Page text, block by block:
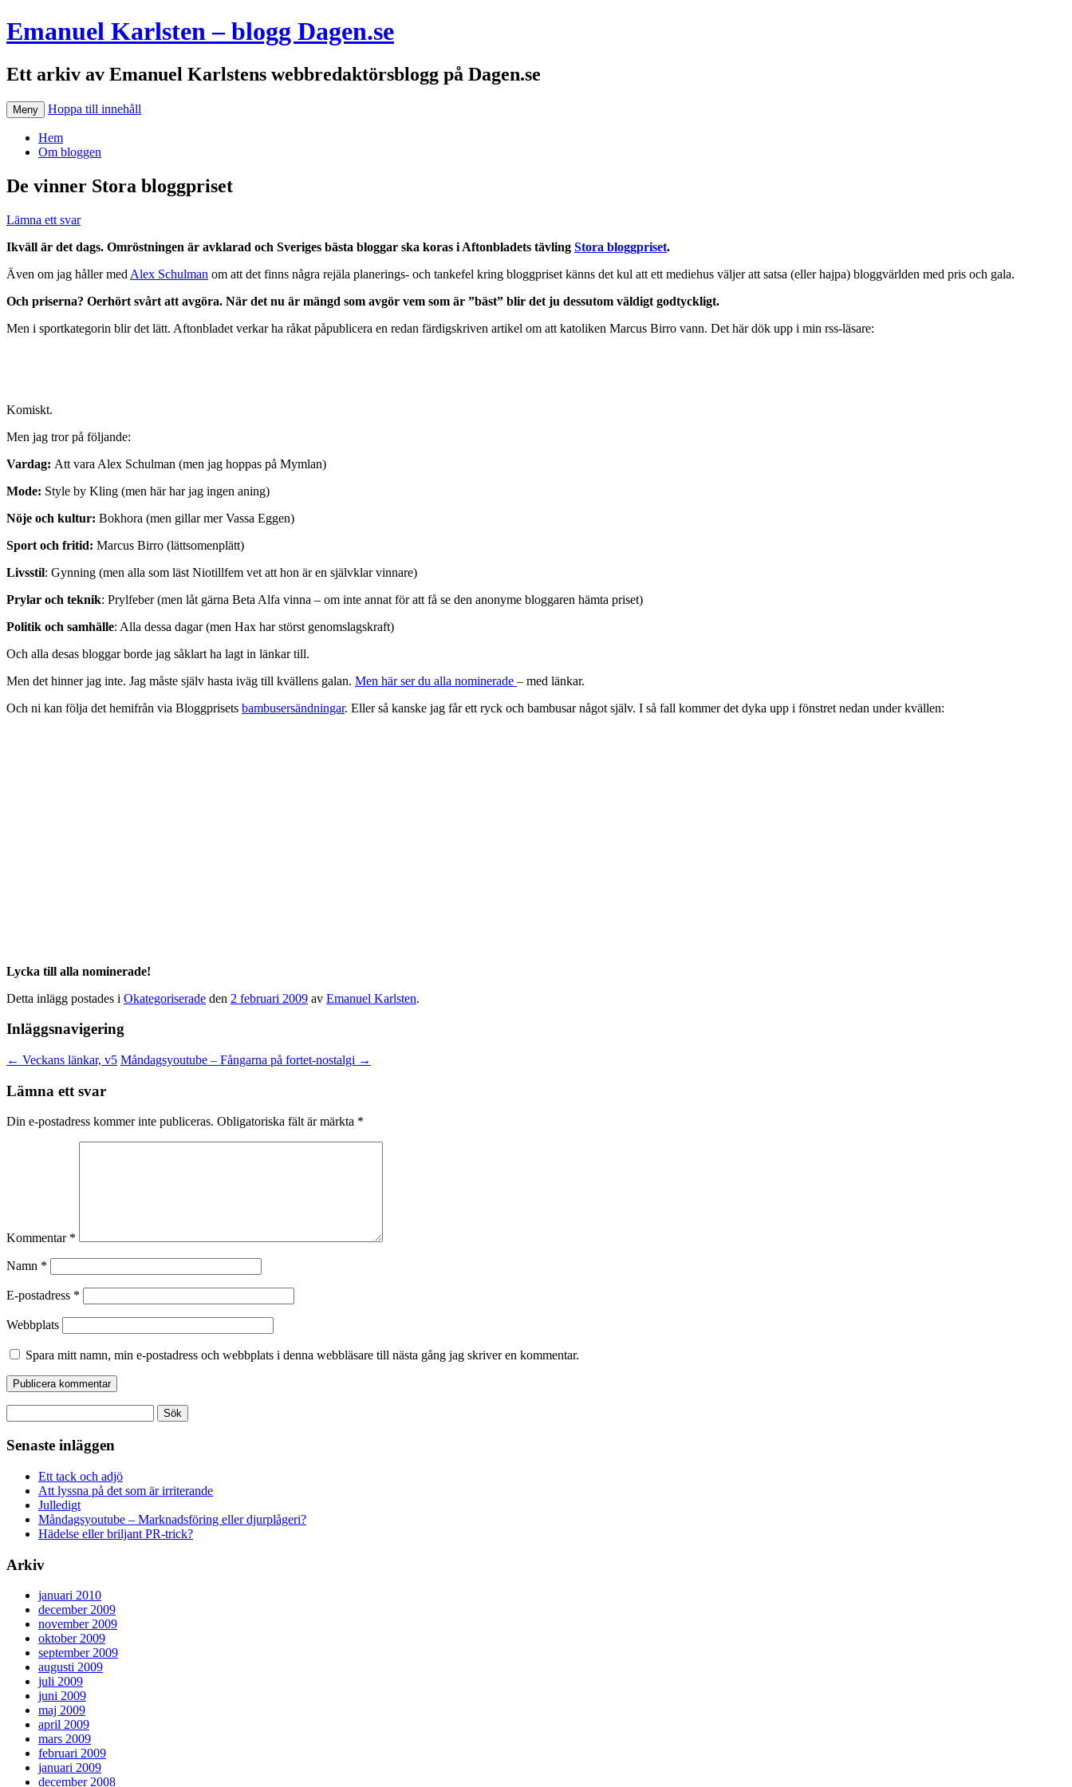
Emanuel Karlsten – blogg Dagen.se
Ett arkiv av Emanuel Karlstens webbredaktörsblogg på Dagen.se
Meny Hoppa till innehåll
Hem
Om bloggen
De vinner Stora bloggpriset
Lämna ett svar
Ikväll är det dags. Omröstningen är avklarad och Sveriges bästa bloggar ska koras i Aftonbladets tävling Stora bloggpriset.
Även om jag håller med Alex Schulman om att det finns några rejäla planerings- och tankefel kring bloggpriset känns det kul att ett mediehus väljer att satsa (eller hajpa) bloggvärlden med pris och gala.
Och priserna? Oerhört svårt att avgöra. När det nu är mängd som avgör vem som är ”bäst” blir det ju dessutom väldigt godtyckligt.
Men i sportkategorin blir det lätt. Aftonbladet verkar ha råkat påpublicera en redan färdigskriven artikel om att katoliken Marcus Birro vann. Det här dök upp i min rss-läsare:
Komiskt.
Men jag tror på följande:
Vardag: Att vara Alex Schulman (men jag hoppas på Mymlan)
Mode: Style by Kling (men här har jag ingen aning)
Nöje och kultur: Bokhora (men gillar mer Vassa Eggen)
Sport och fritid: Marcus Birro (lättsomenplätt)
Livsstil: Gynning (men alla som läst Niotillfem vet att hon är en självklar vinnare)
Prylar och teknik: Prylfeber (men låt gärna Beta Alfa vinna – om inte annat för att få se den anonyme bloggaren hämta priset)
Politik och samhälle: Alla dessa dagar (men Hax har störst genomslagskraft)
Och alla desas bloggar borde jag såklart ha lagt in länkar till.
Men det hinner jag inte. Jag måste själv hasta iväg till kvällens galan. Men här ser du alla nominerade – med länkar.
Och ni kan följa det hemifrån via Bloggprisets bambusersändningar. Eller så kanske jag får ett ryck och bambusar något själv. I så fall kommer det dyka upp i fönstret nedan under kvällen:
Lycka till alla nominerade!
Detta inlägg postades i Okategoriserade den 2 februari 2009 av Emanuel Karlsten.
Inläggsnavigering
← Veckans länkar, v5 Måndagsyoutube – Fångarna på fortet-nostalgi →
Lämna ett svar
Din e-postadress kommer inte publiceras. Obligatoriska fält är märkta *
Kommentar *
Namn *
E-postadress *
Webbplats
Spara mitt namn, min e-postadress och webbplats i denna webbläsare till nästa gång jag skriver en kommentar.
efter:
Senaste inläggen
Ett tack och adjö
Att lyssna på det som är irriterande
Julledigt
Måndagsyoutube – Marknadsföring eller djurplågeri?
Hädelse eller briljant PR-trick?
Arkiv
januari 2010
december 2009
november 2009
oktober 2009
september 2009
augusti 2009
juli 2009
juni 2009
maj 2009
april 2009
mars 2009
februari 2009
januari 2009
december 2008